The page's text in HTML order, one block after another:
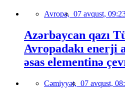
Avropa, 07 avqust,
Azərbaycan qazı
Avropadakı enerji
əsas elementinə
Cəmiyyət, 07 avqust,